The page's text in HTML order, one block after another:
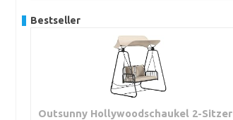
Bestseller
Outsunny Hollywoodschaukel 2-Sitzer